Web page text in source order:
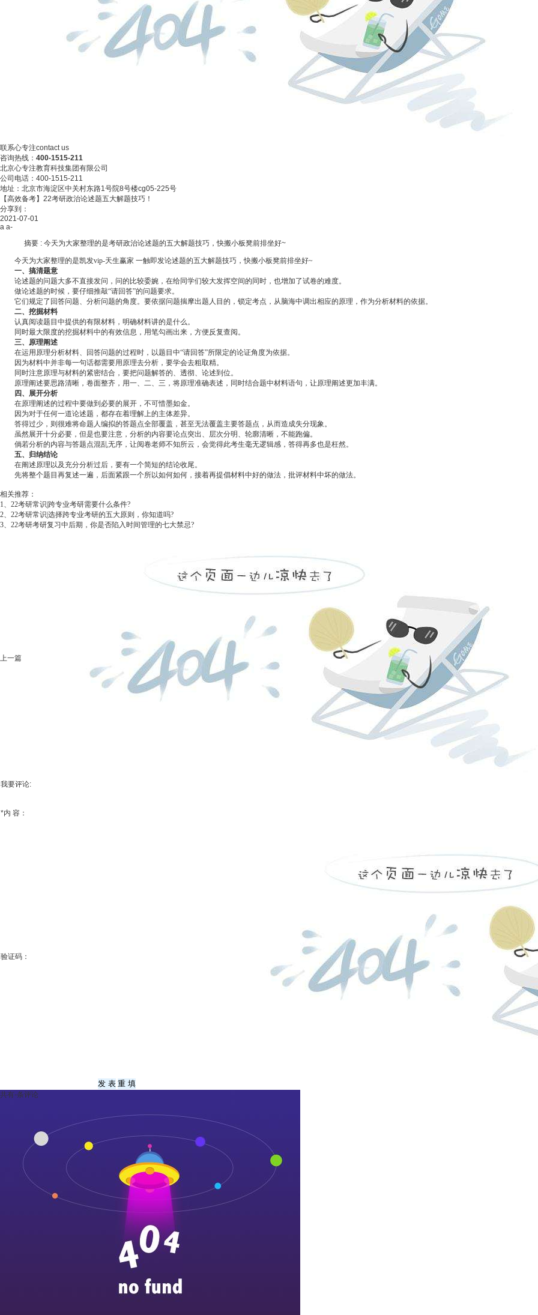
联系心专注contact us
咨询热线： 400-1515-211
北京心专注教育科技集团有限公司
公司电话：400-1515-211
地址：北京市海淀区中关村东路1号院8号楼cg05-225号
【高效备考】22考研政治论述题五大解题技巧！
分享到：
2021-07-01
a a-
摘要 : 今天为大家整理的是考研政治论述题的五大解题技巧，快搬小板凳前排坐好~
今天为大家整理的是凯发vip-天生赢家 一触即发论述题的五大解题技巧，快搬小板凳前排坐好~
一、搞清题意
论述题的问题大多不直接发问，问的比较委婉，在给同学们较大发挥空间的同时，也增加了试卷的难度。
做论述题的时候，要仔细推敲“请回答”的问题要求。
它们规定了回答问题、分析问题的角度。要依据问题揣摩出题人目的，锁定考点，从脑海中调出相应的原理，作为分析材料的依据。
二、挖掘材料
认真阅读题目中提供的有限材料，明确材料讲的是什么。
同时最大限度的挖掘材料中的有效信息，用笔勾画出来，方便反复查阅。
三、原理阐述
在运用原理分析材料、回答问题的过程时，以题目中“请回答”所限定的论证角度为依据。
因为材料中并非每一句话都需要用原理去分析，要学会去粗取精。
同时注意原理与材料的紧密结合，要把问题解答的、透彻、论述到位。
原理阐述要思路清晰，卷面整齐，用一、二、三，将原理准确表述，同时结合题中材料语句，让原理阐述更加丰满。
四、展开分析
在原理阐述的过程中要做到必要的展开，不可惜墨如金。
因为对于任何一道论述题，都存在着理解上的主体差异。
答得过少，则很难将命题人编拟的答题点全部覆盖，甚至无法覆盖主要答题点，从而造成失分现象。
虽然展开十分必要，但是也要注意，分析的内容要论点突出、层次分明、轮廓清晰，不能跑偏。
倘若分析的内容与答题点混乱无序，让阅卷老师不知所云，会觉得此考生毫无逻辑感，答得再多也是枉然。
五、归纳结论
在阐述原理以及充分分析过后，要有一个简短的结论收尾。
先将整个题目再复述一遍，后面紧跟一个所以如何如何，接着再提倡材料中好的做法，批评材料中坏的做法。
相关推荐：
1、 22考研常识|跨专业考研需要什么条件?
2、 22考研常识|选择跨专业考研的五大原则，你知道吗?
3、 22考研考研复习中后期，你是否陷入时间管理的七大禁忌?
上一篇
我要评论:
*内 容：
验证码：
共有-条评论